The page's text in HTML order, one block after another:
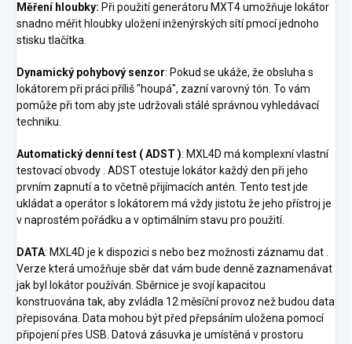
Měření hloubky: Při použití generátoru MXT4 umožňuje lokátor
snadno měřit hloubky uložení inženýrských sítí pmocí jednoho
stisku tlačítka.
Dynamický pohybový senzor: Pokud se ukáže, že obsluha s
lokátorem při práci příliš "houpá", zazní varovný tón. To vám
pomůže při tom aby jste udržovali stálé správnou vyhledávací
techniku.
Automatický denní test ( ADST ): MXL4D má komplexní vlastní
testovací obvody . ADST otestuje lokátor každý den při jeho
prvním zapnutí a to včetně přijímacích antén. Tento test jde
ukládat a operátor s lokátorem má vždy jistotu že jeho přístroj je
v naprostém pořádku a v optimálním stavu pro použití.
DATA: MXL4D je k dispozici s nebo bez možnosti záznamu dat .
Verze která umožňuje sběr dat vám bude denně zaznamenávat
jak byl lokátor používán. Sběrnice je svojí kapacitou
konstruována tak, aby zvládla 12 měsíční provoz než budou data
přepisována. Data mohou být před přepsáním uložena pomocí
připojení přes USB. Datová zásuvka je umístěná v prostoru